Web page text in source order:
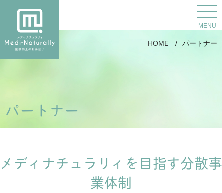
MENU
パートナー
HOME パートナー
メディナチュラリィを目指す分散事
業体制